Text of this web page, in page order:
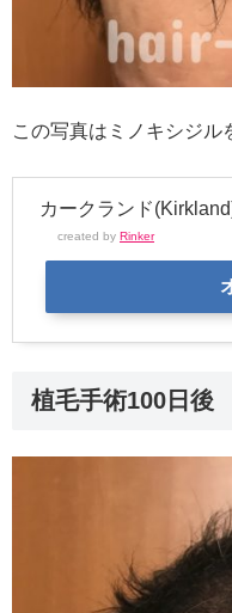
この写真はミノキシジル
カークランド
created by Rinker
植毛手術100日後